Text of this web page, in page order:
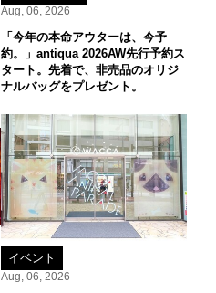
Aug, 06, 2026
「今年の本命アウターは、今予
約。」antiqua 2026AW先行予約ス
タート。先着で、非売品のオリジ
ナルバッグをプレゼント。
イベント
Aug, 06, 2026